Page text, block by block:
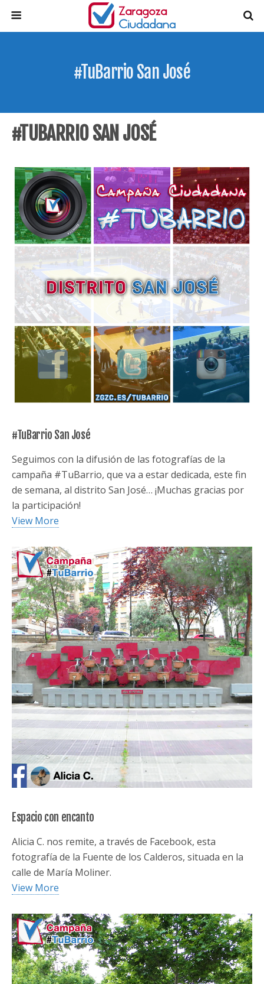
#TuBarrio San José
#TUBARRIO SAN JOSÉ
#TuBarrio San José
Seguimos con la difusión de las fotografías de la
campaña #TuBarrio, que va a estar dedicada, este fin
de semana, al distrito San José… ¡Muchas gracias por
la participación!
View More
Espacio con encanto
Alicia C. nos remite, a través de Facebook, esta
fotografía de la Fuente de los Calderos, situada en la
calle de María Moliner.
View More